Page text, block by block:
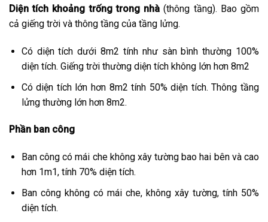
Diện tích khoảng trống trong nhà (thông tầng). Bao gồm
cả giếng trời và thông tầng của tầng lửng.
Có diện tích dưới 8m2 tính như sàn bình thường 100%
diện tích. Giếng trời thường diện tích không lớn hơn 8m2
Có diện tích lớn hơn 8m2 tính 50% diện tích. Thông tầng
lửng thường lớn hơn 8m2.
Phần ban công
Ban công có mái che không xây tường bao hai bên và cao
hơn 1m1, tính 70% diện tích.
Ban công không có mái che, không xây tường, tính 50%
diện tích.